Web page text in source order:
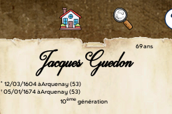
69 ans
Jacques Guedon
° 12/03/1604 à Arquenay (53)
† 05/01/1674 à Arquenay (53)
10ème génération